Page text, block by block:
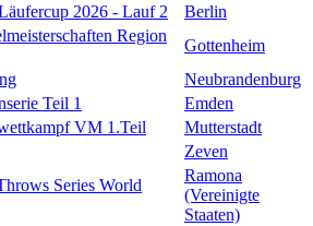
2026 - Lauf 2
Berlin
Region
Gottenheim
Neubrandenburg
Teil 1
Emden
VM 1.Teil
Mutterstadt
Zeven
Series World
Ramona
(Vereinigte
Staaten)